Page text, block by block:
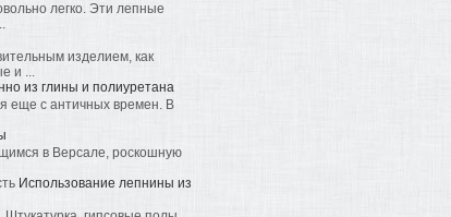
легко. Эти лепные
изделием, как
и ...
из глины и полиуретана
еще с античных времен. В
в Версале, роскошную
Использование лепнины из